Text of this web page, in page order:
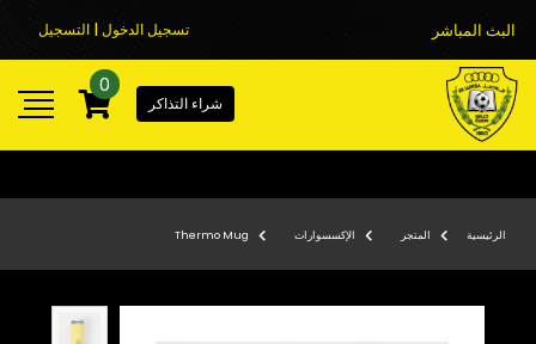
البث المباشر تسجيل الدخول | التسجيل
شراء التذاكر
0
الرئيسية المتجر الإكسسوارات Thermo Mug